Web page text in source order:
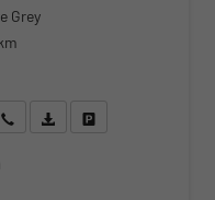
Grey
anfragen
Wir rufen Sie anFahrzeugexposé (PDF)
Fahrzeug parken